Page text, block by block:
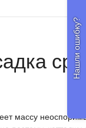
массу
Нашли ошибку?